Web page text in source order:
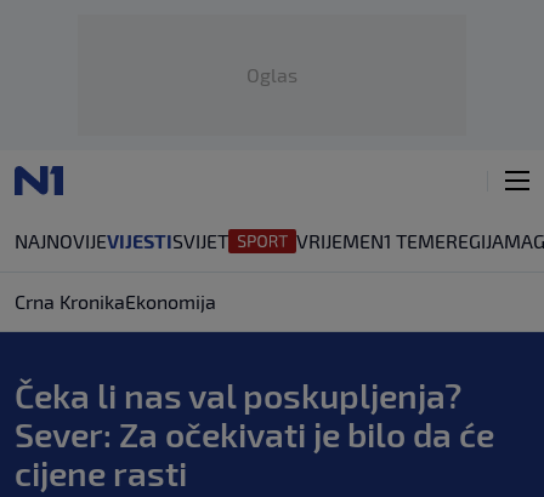
Oglas
NAJNOVIJEVIJESTISVIJET VRIJEMEN1 TEMEREGIJA
Crna KronikaEkonomija
Čeka li nas val poskupljenja?
Sever: Za očekivati je bilo da će
cijene rasti